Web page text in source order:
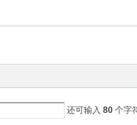
还可输入80 个字